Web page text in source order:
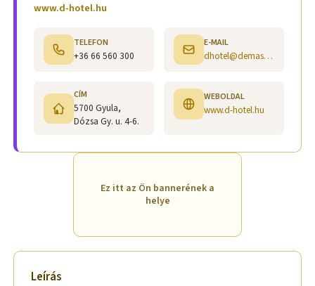
www.d-hotel.hu
TELEFON
+36 66 560 300
E-MAIL
dhotel@demasz.hu
CÍM
5700 Gyula,
Dózsa Gy. u. 4-6.
WEBOLDAL
www.d-hotel.hu
Ez itt az Ön bannerének a
helye
Leírás